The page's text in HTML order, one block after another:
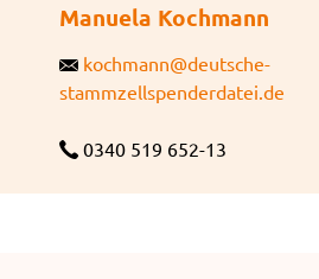
Manuela Kochmann
kochmann@deutsche-
stammzellspenderdatei.de
0340 519 652-13